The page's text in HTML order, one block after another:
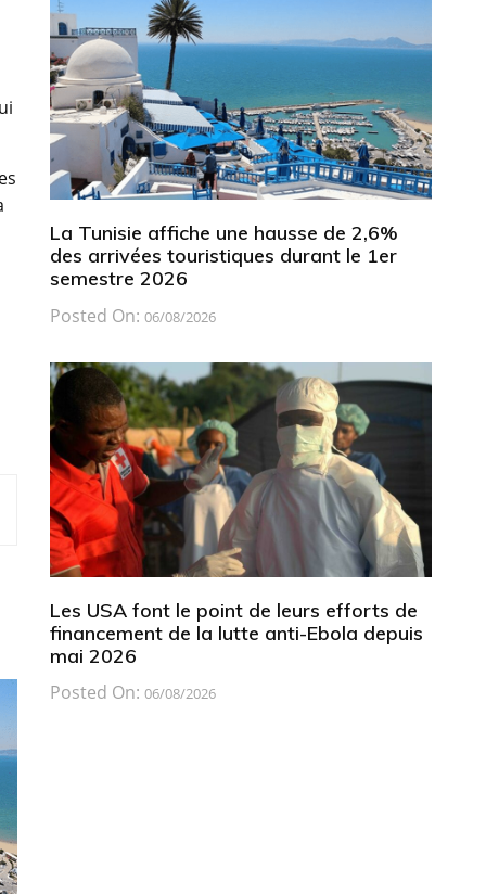
La Tunisie affiche une hausse de 2,6%
des arrivées touristiques durant le 1er
semestre 2026
Posted On: 06/08/2026
Les USA font le point de leurs efforts de
financement de la lutte anti-Ebola depuis
mai 2026
Posted On: 06/08/2026